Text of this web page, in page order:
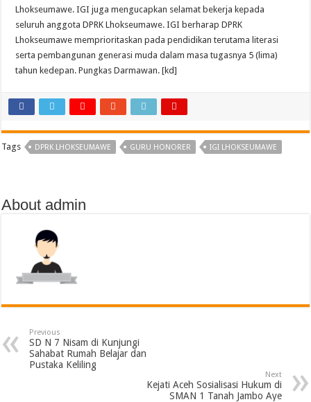
Lhokseumawe. IGI juga mengucapkan selamat bekerja kepada
seluruh anggota DPRK Lhokseumawe. IGI berharap DPRK
Lhokseumawe memprioritaskan pada pendidikan terutama literasi
serta pembangunan generasi muda dalam masa tugasnya 5 (lima)
tahun kedepan. Pungkas Darmawan. [kd]
Tags DPRK LHOKSEUMAWE GURU HONORER IGI LHOKSEUMAWE
About admin
Previous
SD N 7 Nisam di Kunjungi
Sahabat Rumah Belajar dan
Pustaka Keliling
Next
Kejati Aceh Sosialisasi Hukum di
SMAN 1 Tanah Jambo Aye